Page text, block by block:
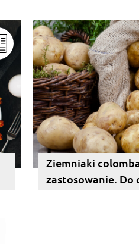
Ziemniaki
zastosowanie. Do